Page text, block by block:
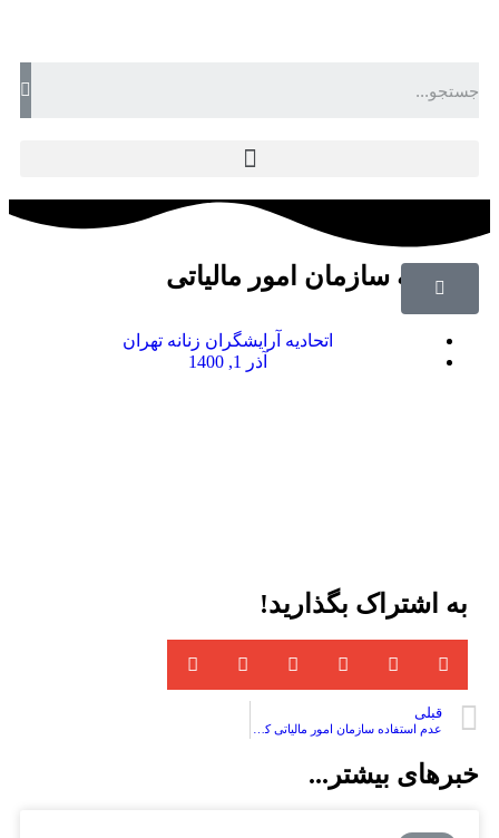
اطلاعیه سازمان امور مالیاتی
اتحادیه آرایشگران زنانه تهران
آذر 1, 1400
به اشتراک بگذارید!
قبلی
خبرهای بیشتر...